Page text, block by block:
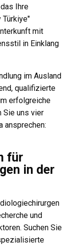
Ihre
mit
in Einklang
im Ausland
qualifizierte
erfolgreiche
Sie uns vier
ansprechen:
für
in der
und
Suchen Sie